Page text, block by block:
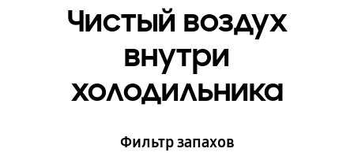
Чистый воздух
внутри
холодильника
Фильтр запахов